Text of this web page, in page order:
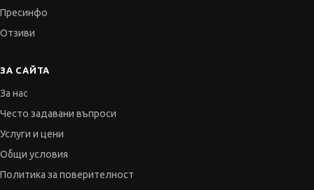
Пресинфо
Отзиви
ЗА САЙТА
За нас
Често задавани въпроси
Услуги и цени
Общи условия
Политика за поверителност